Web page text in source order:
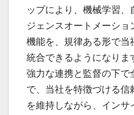
ップにより、機械学習、
ジェンスオートメーショ
機能を、規律ある形で当
統合できるようになりま
強力な連携と監督の下で
で、当社を特徴づける
を維持しながら、イン